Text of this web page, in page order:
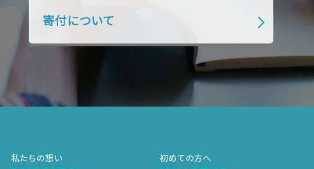
2018年1月 2017年12月
2017年10月 2017年9月 2017年8月
2017年5月
2017年4月
寄付について
私たちの想い 初めての方へ